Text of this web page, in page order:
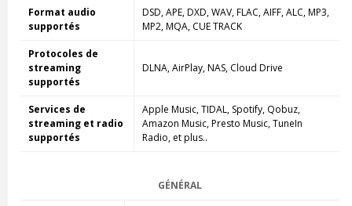
Format audio
supportés
DSD, APE, DXD, WAV, FLAC, AIFF, ALC, MP3,
MP2, MQA, CUE TRACK
Protocoles de
streaming
supportés
DLNA, AirPlay, NAS, Cloud Drive
Services de
streaming et radio
supportés
Apple Music, TIDAL, Spotify, Qobuz,
Amazon Music, Presto Music, TuneIn
Radio, et plus..
GÉNÉRAL